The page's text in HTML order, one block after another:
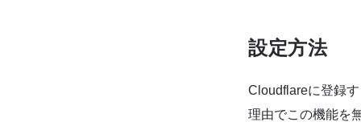
設定方法
Cloudflareに登録
理由でこの機能を